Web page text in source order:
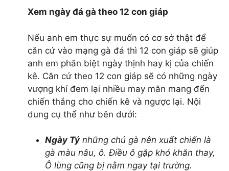
shop rượu vang
shop rượu ngoại
bia nhập khẩu
Shop Rượu Vang / Rượu Ngoại / Bia Trái Ngọt
181 Tân Hương, P.Tân Quý, Q.Tân Phú, TP.HCM
Hotline: 0938.90.92.95
rượu vang pháp
rượu vang chile
rượu vang ý
rượu vang đỏ
rượu vang trắng
rượu vang đà lạt
rượu hàn quốc
Xem ngày đá gà theo 12 con giáp
Nếu anh em thực sự muốn có cơ sở thật để
căn cứ vào mạng gà đá thì 12 con giáp sẽ giúp
anh em phân biệt ngày thịnh hay kị của chiến
kê. Căn cứ theo 12 con giáp sẽ có những ngày
vượng khí đem lại nhiều may mắn mang đến
chiến thắng cho chiến kê và ngược lại. Nội
dung cụ thể như bên dưới:
Ngày Týnhững chú gà nên xuất chiến là
gà màu nâu, ô. Điều ô gặp khó khăn thay,
Ô lùng cũng bị nằm ngay tại trường.